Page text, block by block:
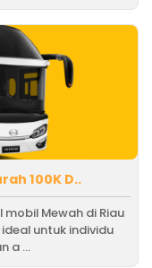
100K D..
mobil Mewah di Riau
untuk individu
a ...